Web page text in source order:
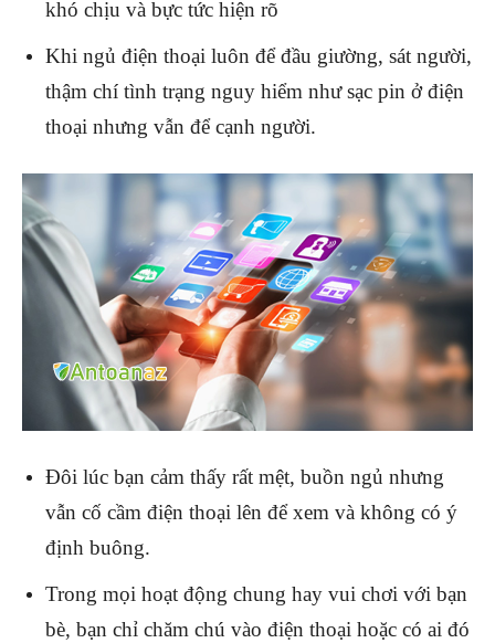
khó chịu và bực tức hiện rõ
Khi ngủ điện thoại luôn để đầu giường, sát người,
thậm chí tình trạng nguy hiểm như sạc pin ở điện
thoại nhưng vẫn để cạnh người.
Đôi lúc bạn cảm thấy rất mệt, buồn ngủ nhưng
vẫn cố cầm điện thoại lên để xem và không có ý
định buông.
Trong mọi hoạt động chung hay vui chơi với bạn
bè, bạn chỉ chăm chú vào điện thoại hoặc có ai đó